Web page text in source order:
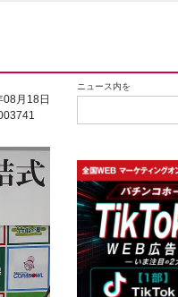
ニュース内を
月18日